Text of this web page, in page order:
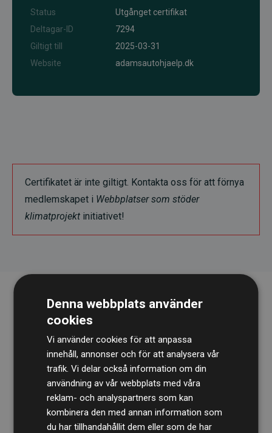
Status
Utgånget certifikat
Deltagar-ID
7294
Giltigt till
2025-03-31
Website
adamsautohjaelp.dk
Certifikatet är inte giltigt. Kontakta oss för att förnya
medlemskapet i Webbplatser som stöder
klimatprojekt initiativet!
RevisionsbyrånBDOgranskar kontinuerligt våra
beräkningar och vår metod för att säkerställa
transparens och tillförlitlighet.
Denna webbplats använder
cookies
Vi använder cookies för att anpassa
innehåll, annonser och för att analysera vår
trafik. Vi delar också information om din
användning av vår webbplats med våra
reklam- och analyspartners som kan
kombinera den med annan information som
du har tillhandahållit dem eller som de har